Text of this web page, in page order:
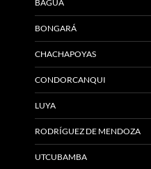
BAGUA
BONGARÁ
CHACHAPOYAS
CONDORCANQUI
LUYA
RODRÍGUEZ DE MENDOZA
UTCUBAMBA